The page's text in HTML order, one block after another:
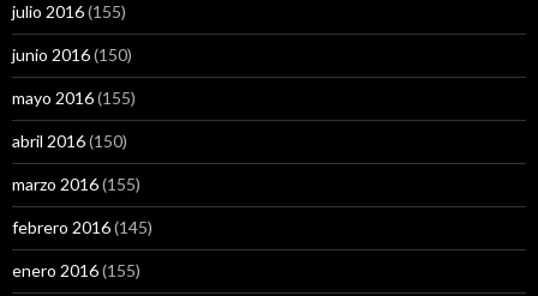
julio 2016(155)
junio 2016(150)
mayo 2016(155)
abril 2016(150)
marzo 2016(155)
febrero 2016(145)
enero 2016(155)